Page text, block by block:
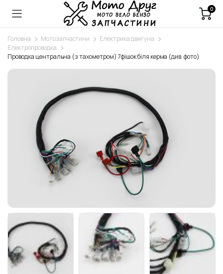
0
Головна Мотозапчастини
Електрика двигуна
Електропроводка
Проводка центральна (з тахометром) 7фішок біля керма (див. фото)